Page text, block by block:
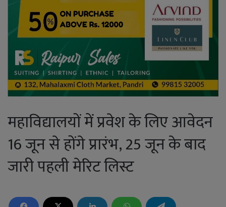
महाविद्यालयों में प्रवेश के लिए आवेदन
16 जून से होंगे प्रारंभ, 25 जून के बाद
जारी पहली मेरिट लिस्ट